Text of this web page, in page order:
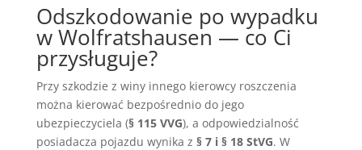
Odszkodowanie po wypadku
w Wolfratshausen — co Ci
przysługuje?
Przy szkodzie z winy innego kierowcy roszczenia
można kierować bezpośrednio do jego
ubezpieczyciela (§ 115 VVG), a odpowiedzialność
posiadacza pojazdu wynika z § 7 i § 18 StVG. W